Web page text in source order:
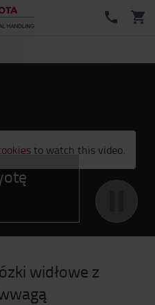
to watch this video.
widłowe z